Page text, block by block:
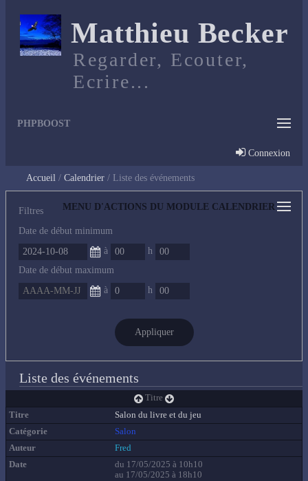
Matthieu Becker
Regarder, Ecouter,
Ecrire...
PHPBOOST
Connexion
Accueil Calendrier Liste des événements
MENU D'ACTIONS DU MODULE CALENDRIER
Filtres
Date de début minimum
à
h
Date de début maximum
à
h
Appliquer
Liste des événements
Titre
Salon du livre et du jeu
Salon
Fred
du 17/05/2025 à 10h10
au 17/05/2025 à 18h10